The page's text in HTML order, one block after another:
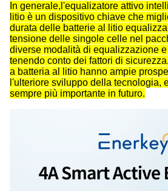
In generale,l'equalizatore attivo
litio è un dispositivo chiave che
durata delle batterie al litio
tensione delle singole celle nel
diverse modalità di equalizzazione
tenendo conto dei fattori di
a batteria al litio hanno ampie
l'ulteriore sviluppo della tecnologia,
sempre più importante in futuro.